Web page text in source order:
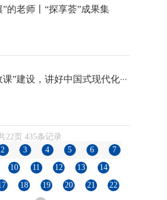
的老师丨“探享荟”成果集
式现代化故事丨思想政治教育学科共同体2024年“木铎金声讲坛”顺利举行
22页 435条记录
2 3 4 5 6
7
10 11 12 13
14
18 19 20 21
22